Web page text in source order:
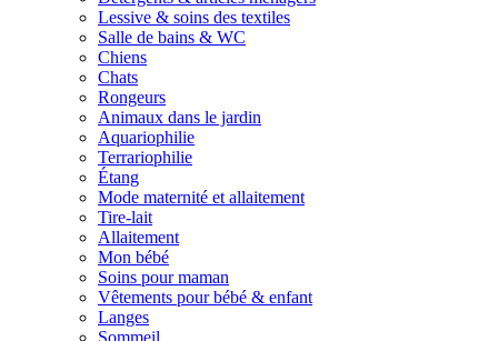
Lessive & soins des textiles
Salle de bains & WC
Chiens
Chats
Rongeurs
Animaux dans le jardin
Aquariophilie
Terrariophilie
Étang
Mode maternité et allaitement
Tire-lait
Allaitement
Mon bébé
Soins pour maman
Vêtements pour bébé & enfant
Langes
Sommeil